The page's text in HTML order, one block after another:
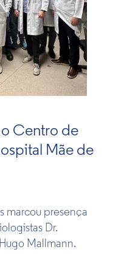
o Centro de
Mãe de
marc​ou presença
Dr.
Mallmann.​